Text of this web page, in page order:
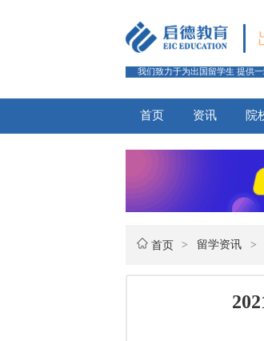
我们致力于为出国留学生 提供
首页 资讯 院
首页 > 留学资讯 >